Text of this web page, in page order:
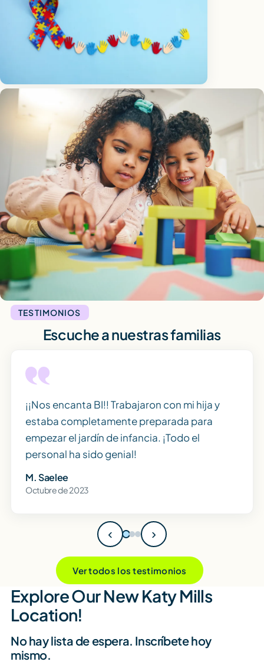
TESTIMONIOS
Escuche a nuestras familias
¡¡Nos encanta BI!! Trabajaron con mi hija y
estaba completamente preparada para
empezar el jardín de infancia. ¡Todo el
personal ha sido genial!
M. Saelee
Octubre de 2023
‹ ›
Ver todos los testimonios
Explore Our New Katy Mills
Location!
No hay lista de espera. Inscríbete hoy
mismo.